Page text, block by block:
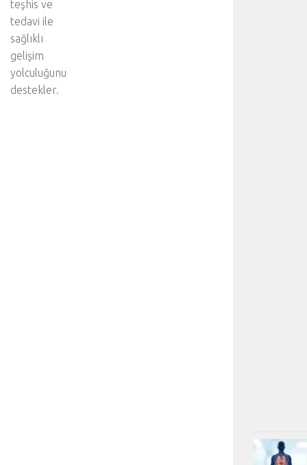
teşhis ve
tedavi ile
sağlıklı
gelişim
yolculuğunu
destekler.